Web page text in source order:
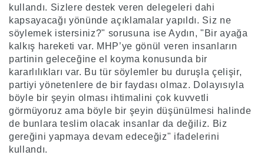
kullandı. Sizlere destek veren delegeleri dahi
kapsayacağı yönünde açıklamalar yapıldı. Siz ne
söylemek istersiniz?" sorusuna ise Aydın, "Bir ayağa
kalkış hareketi var. MHP’ye gönül veren insanların
partinin geleceğine el koyma konusunda bir
kararlılıkları var. Bu tür söylemler bu duruşla çelişir,
partiyi yönetenlere de bir faydası olmaz. Dolayısıyla
böyle bir şeyin olması ihtimalini çok kuvvetli
görmüyoruz ama böyle bir şeyin düşünülmesi halinde
de bunlara teslim olacak insanlar da değiliz. Biz
gereğini yapmaya devam edeceğiz" ifadelerini
kullandı.